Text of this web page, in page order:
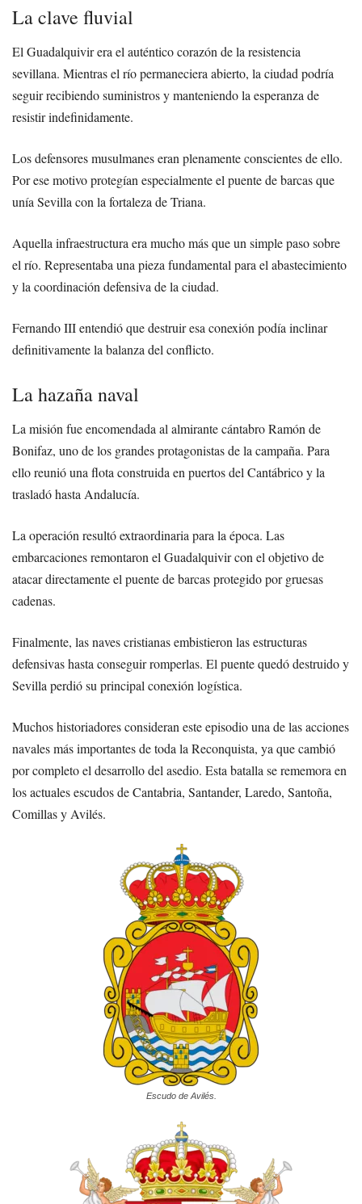
La clave fluvial
El Guadalquivir era el auténtico corazón de la resistencia
sevillana. Mientras el río permaneciera abierto, la ciudad podría
seguir recibiendo suministros y manteniendo la esperanza de
resistir indefinidamente.
Los defensores musulmanes eran plenamente conscientes de ello.
Por ese motivo protegían especialmente el puente de barcas que
unía Sevilla con la fortaleza de Triana.
Aquella infraestructura era mucho más que un simple paso sobre
el río. Representaba una pieza fundamental para el abastecimiento
y la coordinación defensiva de la ciudad.
Fernando III entendió que destruir esa conexión podía inclinar
definitivamente la balanza del conflicto.
La hazaña naval
La misión fue encomendada al almirante cántabro Ramón de
Bonifaz, uno de los grandes protagonistas de la campaña. Para
ello reunió una flota construida en puertos del Cantábrico y la
trasladó hasta Andalucía.
La operación resultó extraordinaria para la época. Las
embarcaciones remontaron el Guadalquivir con el objetivo de
atacar directamente el puente de barcas protegido por gruesas
cadenas.
Finalmente, las naves cristianas embistieron las estructuras
defensivas hasta conseguir romperlas. El puente quedó destruido y
Sevilla perdió su principal conexión logística.
Muchos historiadores consideran este episodio una de las acciones
navales más importantes de toda la Reconquista, ya que cambió
por completo el desarrollo del asedio. Esta batalla se rememora en
los actuales escudos de Cantabria, Santander, Laredo, Santoña,
Comillas y Avilés.
Escudo de Avilés.